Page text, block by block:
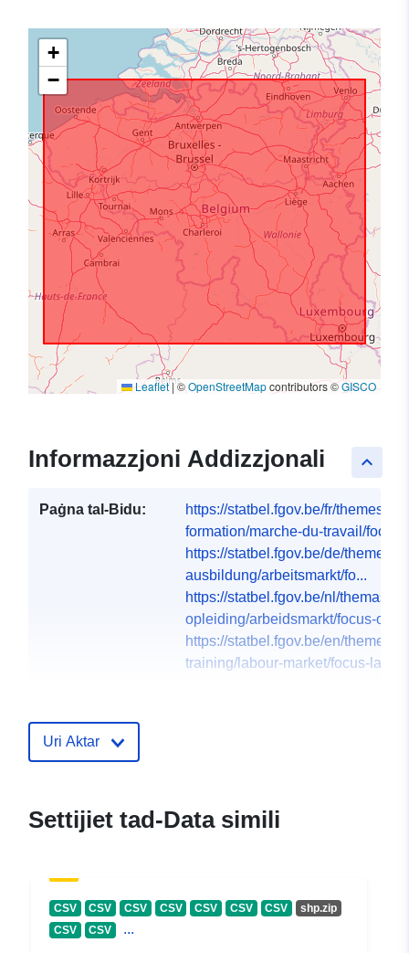
+
−
Leaflet|©OpenStreetMapcontributors ©GISCO
keyboard_arrow_up
Informazzjoni Addizzjonali
Paġna tal-Bidu:
https://statbel.fgov.be/fr/themes/
formation/marche-du-travail/focus-
https://statbel.fgov.be/de/themen/
ausbildung/arbeitsmarkt/fo...
https://statbel.fgov.be/nl/themas/
opleiding/arbeidsmarkt/focus-op-
https://statbel.fgov.be/en/themes/
training/labour-market/focus-
Pubblikatur:
North Gate II & III - INS
Paġna Ewlenija:
Uri Aktar
Settijiet tad-Data simili
CSV CSV CSV CSV CSV CSV CSV
shp.zip
CSV
CSV ...